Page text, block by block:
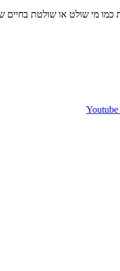
כמו מי שולט או שולטת
Youtube